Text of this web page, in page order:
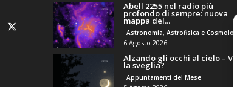
Abell 2255 nel radio più
profondo di sempre: nuova
mappa del...
Astronomia, Astrofisica e
6 Agosto 2026
Alzando gli occhi al cielo –
la sveglia?
Appuntamenti del Mese